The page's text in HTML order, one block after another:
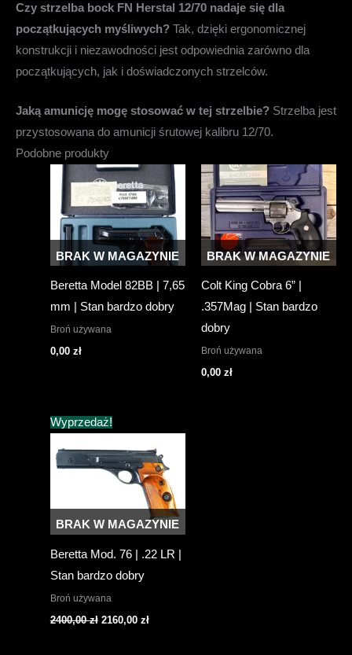
Czy strzelba bock FN Herstal 12/70 nadaje się dla
początkujących myśliwych? Tak, dzięki ergonomicznej
konstrukcji i niezawodności jest odpowiednia zarówno dla
początkujących, jak i doświadczonych strzelców.
Jaką amunicję mogę stosować w tej strzelbie? Strzelba jest
przystosowana do amunicji śrutowej kalibru 12/70.
Podobne produkty
BRAK W MAGAZYNIE
Beretta Model 82BB | 7,65
mm | Stan bardzo dobry
Broń używana
0,00 zł
BRAK W MAGAZYNIE
Colt King Cobra 6” |
.357Mag | Stan bardzo
dobry
Broń używana
0,00 zł
Wyprzedaż!
BRAK W MAGAZYNIE
Beretta Mod. 76 | .22 LR |
Stan bardzo dobry
Broń używana
2400,00zł Pierwotna
2160,00 złAktualna